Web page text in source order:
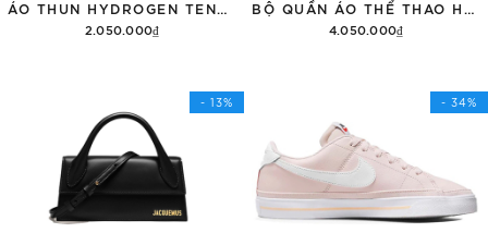
2.050.000₫ 4.050.000₫
- 13% - 34%